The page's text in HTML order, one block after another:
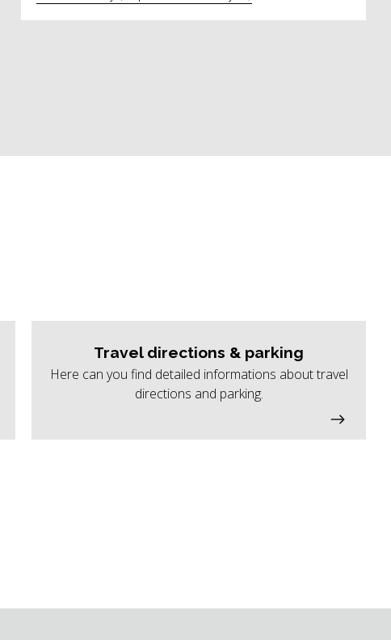
Travel directions & parking
Here can you find detailed informations about travel
directions and parking.